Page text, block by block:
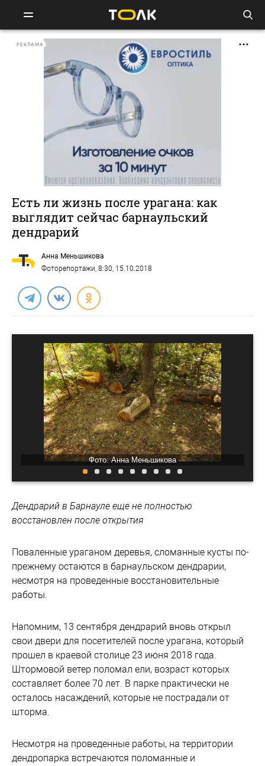
РЕКЛАМА
Есть ли жизнь после урагана: как
выглядит сейчас барнаульский
дендрарий
Анна Меньшикова
Фоторепортажи, 8:30, 15.10.2018
Фото: Анна Меньшикова
Дендрарий в Барнауле еще не полностью
восстановлен после открытия
Поваленные ураганом деревья, сломанные кусты по-
прежнему остаются в барнаульском дендрарии,
несмотря на проведенные восстановительные
работы.
Напомним, 13 сентября дендрарий вновь открыл
свои двери для посетителей после урагана, который
прошел в краевой столице 23 июня 2018 года.
Штормовой ветер поломал ели, возраст которых
составляет более 70 лет. В парке практически не
осталось насаждений, которые не пострадали от
шторма.
Несмотря на проведенные работы, на территории
дендропарка встречаются поломанные и